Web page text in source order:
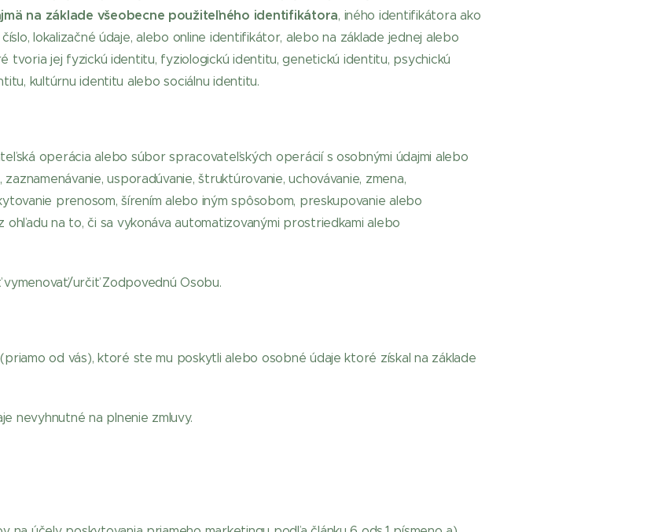
na základe všeobecne použiteľného identifikátora, iného identifikátora ako
lokalizačné údaje, alebo online identifikátor, alebo na základe jednej alebo
tvoria jej fyzickú identitu, fyziologickú identitu, genetickú identitu, psychickú
kultúrnu identitu alebo sociálnu identitu.
operácia alebo súbor spracovateľských operácií s osobnými údajmi alebo
usporadúvanie, štruktúrovanie, uchovávanie, zmena,
prenosom, šírením alebo iným spôsobom, preskupovanie alebo
ohľadu na to, či sa vykonáva automatizovanými prostriedkami alebo
určiť Zodpovednú Osobu.
od vás), ktoré ste mu poskytli alebo osobné údaje ktoré získal na základe
nevyhnutné na plnenie zmluvy.